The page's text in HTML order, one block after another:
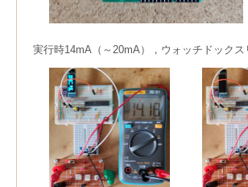
実行時14mA（～20mA），ウォッチドック